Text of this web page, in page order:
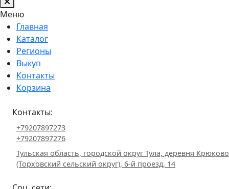
Меню
Главная
Каталог
Регионы
Выкуп
Контакты
Корзина
Контакты:
+79207897273
+79207897276
Тульская область, городской округ Тула, деревня Крюково
(Торховский сельский округ), 6-й проезд, 14